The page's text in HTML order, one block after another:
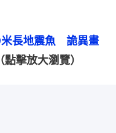
長地震魚　詭異畫
（點擊放大瀏覽）